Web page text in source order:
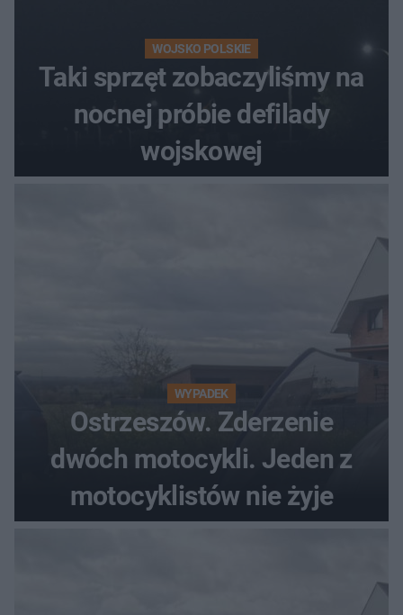
WOJSKO POLSKIE
Taki sprzęt zobaczyliśmy na
nocnej próbie defilady
wojskowej
WYPADEK
Ostrzeszów. Zderzenie
dwóch motocykli. Jeden z
motocyklistów nie żyje